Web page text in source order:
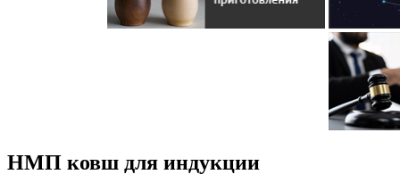
НМП ковш для индукции